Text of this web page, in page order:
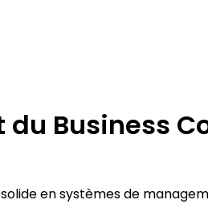
du Business
en systèmes de